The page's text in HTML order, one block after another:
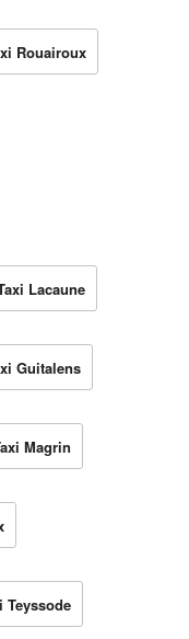
Rouairoux
Lacaune
Guitalens
Magrin
Teyssode